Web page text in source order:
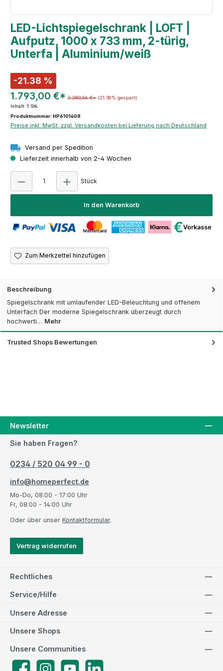
LED-Lichtspiegelschrank | LOFT |
Aufputz, 1000 x 733 mm, 2-türig,
Unterfa | Aluminium/weiß
-21.38 %
1.793,00 €* 2.280,56 €* (21.38% gespart)
Inhalt: 1 Stk.
Produktnummer: HP6101408
Preise inkl. MwSt. zzgl. Versandkosten bei Lieferung nach Deutschland
Versand per Spedition
Lieferzeit innerhalb von 2-4 Wochen
Stück
In den Warenkorb
Zum Merkzettel hinzufügen
Beschreibung
Spiegelschrank mit umlaufender LED-Beleuchtung und offenem
Unterfach Der moderne Spiegelschrank überzeugt durch
hochwerti… Mehr
Trusted Shops Bewertungen
Newsletter
Sie haben Fragen?
0234 / 520 04 99 - 0
info@homeperfect.de
Mo-Do, 08:00 - 17:00 Uhr
Fr, 08:00 - 14:00 Uhr
Oder über unser Kontaktformular.
Vertrag widerrufen
Rechtliches
Service/Hilfe
Unsere Adresse
Unsere Communities
Unsere Shops